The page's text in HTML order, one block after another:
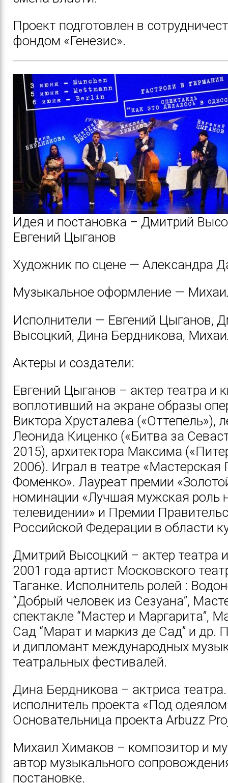
Проект подготовлен в
фондом «Генезис».
Идея и постановка – Дмитрий
Евгений Цыганов
Художник по сцене — Александра
Музыкальное оформление —
Исполнители — Евгений Цыганов,
Высоцкий, Дина Бердникова,
Актеры и создатели:
Евгений Цыганов – актер театра и
воплотивший на экране образы
Виктора Хрусталева («Оттепель»),
Леонида Киценко («Битва за
2015), архитектора Максима
2006). Играл в театре «Мастерская
Фоменко». Лауреат премии
номинации «Лучшая мужская роль
телевидении» и Премии
Российской Федерации в области
Дмитрий Высоцкий – актер театра
2001 года артист Московского
Таганке. Исполнитель ролей :
“Добрый человек из Сезуана”,
спектакле “Мастер и Маргарита”,
Сад “Марат и маркиз де Сад” и др.
и дипломант международных
театральных фестивалей.
Дина Бердникова – актриса
исполнитель проекта «Под
Основательница проекта Arbuzz
Михаил Химаков – композитор и
автор музыкального
постановке.